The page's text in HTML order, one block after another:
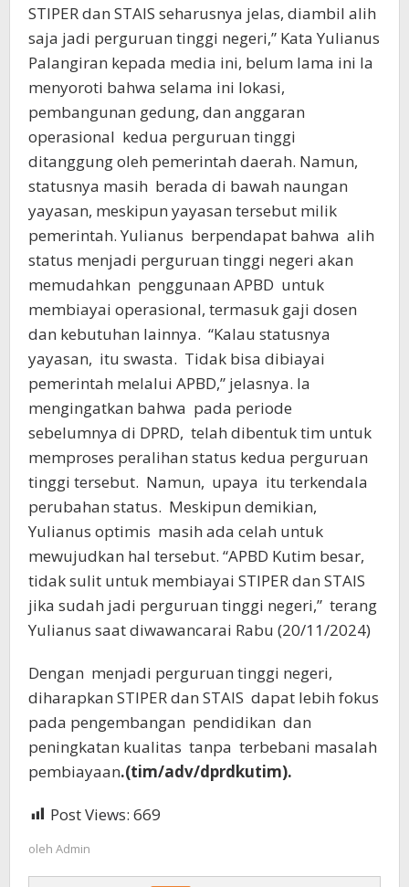
STIPER dan STAIS seharusnya jelas, diambil alih
saja jadi perguruan tinggi negeri,” Kata Yulianus
Palangiran kepada media ini, belum lama ini Ia
menyoroti bahwa selama ini lokasi,
pembangunan gedung, dan anggaran
operasional kedua perguruan tinggi
ditanggung oleh pemerintah daerah. Namun,
statusnya masih berada di bawah naungan
yayasan, meskipun yayasan tersebut milik
pemerintah. Yulianus berpendapat bahwa alih
status menjadi perguruan tinggi negeri akan
memudahkan penggunaan APBD untuk
membiayai operasional, termasuk gaji dosen
dan kebutuhan lainnya. “Kalau statusnya
yayasan, itu swasta. Tidak bisa dibiayai
pemerintah melalui APBD,” jelasnya. Ia
mengingatkan bahwa pada periode
sebelumnya di DPRD, telah dibentuk tim untuk
memproses peralihan status kedua perguruan
tinggi tersebut. Namun, upaya itu terkendala
perubahan status. Meskipun demikian,
Yulianus optimis masih ada celah untuk
mewujudkan hal tersebut. “APBD Kutim besar,
tidak sulit untuk membiayai STIPER dan STAIS
jika sudah jadi perguruan tinggi negeri,” terang
Yulianus saat diwawancarai Rabu (20/11/2024)
Dengan menjadi perguruan tinggi negeri,
diharapkan STIPER dan STAIS dapat lebih fokus
pada pengembangan pendidikan dan
peningkatan kualitas tanpa terbebani masalah
pembiayaan.(tim/adv/dprdkutim).
Post Views: 669
oleh Admin